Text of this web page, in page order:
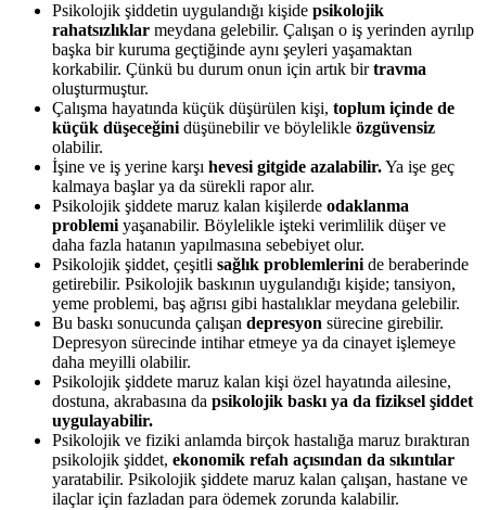
Psikolojik şiddetin uygulandığı kişide psikolojik
rahatsızlıklar meydana gelebilir. Çalışan o iş yerinden ayrılıp
başka bir kuruma geçtiğinde aynı şeyleri yaşamaktan
korkabilir. Çünkü bu durum onun için artık birtravma
oluşturmuştur.
Çalışma hayatında küçük düşürülen kişi, toplum içinde de
küçük düşeceğini düşünebilir ve böylelikle özgüvensiz
olabilir.
İşine ve iş yerine karşı hevesi gitgide azalabilir.Ya işe geç
kalmaya başlar ya da sürekli rapor alır.
Psikolojik şiddete maruz kalan kişilerde odaklanma
problemi yaşanabilir. Böylelikle işteki verimlilik düşer ve
daha fazla hatanın yapılmasına sebebiyet olur.
Psikolojik şiddet, çeşitli sağlık problemlerini de beraberinde
getirebilir. Psikolojik baskının uygulandığı kişide; tansiyon,
yeme problemi, baş ağrısı gibi hastalıklar meydana gelebilir.
Bu baskı sonucunda çalışan depresyon sürecine girebilir.
Depresyon sürecinde intihar etmeye ya da cinayet işlemeye
daha meyilli olabilir.
Psikolojik şiddete maruz kalan kişi özel hayatında ailesine,
dostuna, akrabasına da psikolojik baskı ya da fiziksel şiddet
uygulayabilir.
Psikolojik ve fiziki anlamda birçok hastalığa maruz bıraktıran
psikolojik şiddet, ekonomik refah açısından da sıkıntılar
yaratabilir. Psikolojik şiddete maruz kalan çalışan, hastane ve
ilaçlar için fazladan para ödemek zorunda kalabilir.